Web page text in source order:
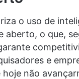
o uso de
aberto, o que,
e
hoje não